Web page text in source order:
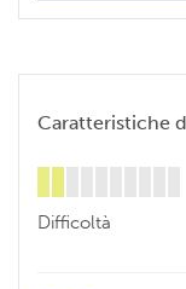
Caratteristiche
Difficoltà